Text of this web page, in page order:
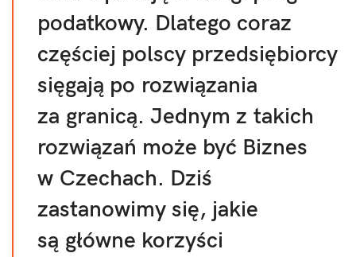
podatkowy. Dlatego coraz
częściej polscy przedsiębiorcy
sięgają po rozwiązania
za granicą. Jednym z takich
rozwiązań może być Biznes
w Czechach. Dziś
zastanowimy się, jakie
są główne korzyści